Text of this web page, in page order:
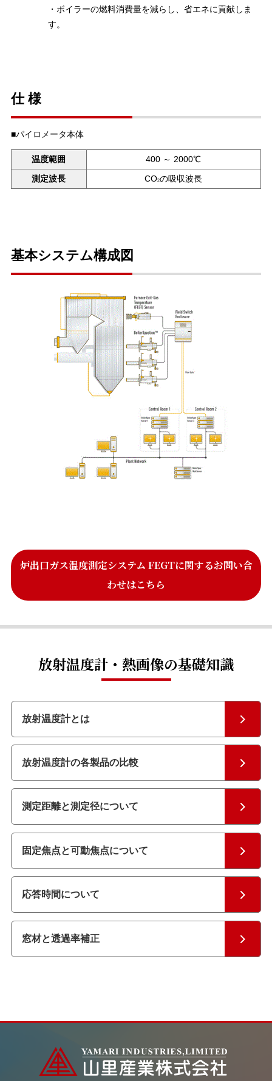
・ボイラーの燃料消費量を減らし、省エネに貢献しま
す。
仕 様
■パイロメータ本体
温度範囲
400 ～ 2000℃
測定波長
CO2の吸収波長
基本システム構成図
炉出口ガス温度測定システム FEGTに関するお問い合
わせはこちら
放射温度計・熱画像の基礎知識
放射温度計とは
放射温度計の各製品の比較
測定距離と測定径について
固定焦点と可動焦点について
応答時間について
窓材と透過率補正